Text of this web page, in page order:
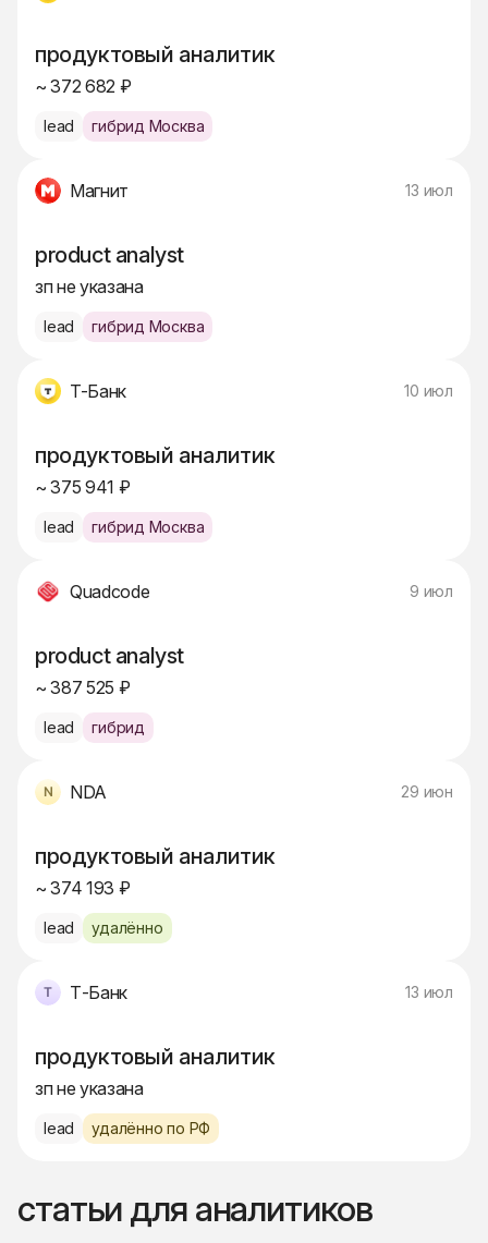
продуктовый аналитик
~ 372 682 ₽
lead гибрид Москва
Магнит 13 июл
product analyst
зп не указана
lead гибрид Москва
Т-Банк 10 июл
продуктовый аналитик
~ 375 941 ₽
lead гибрид Москва
Quadcode 9 июл
product analyst
~ 387 525 ₽
lead гибрид
NDA 29 июн
продуктовый аналитик
~ 374 193 ₽
lead удалённо
Т‑Банк 13 июл
продуктовый аналитик
зп не указана
lead удалённо по РФ
статьи для аналитиков